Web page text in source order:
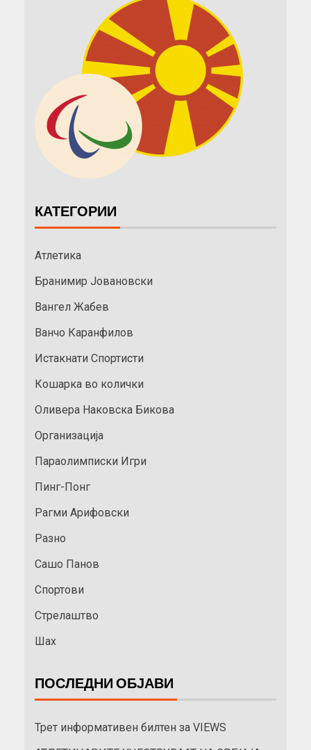
КАТЕГОРИИ
Атлетика
Бранимир Јовановски
Вангел Жабев
Ванчо Каранфилов
Истакнати Спортисти
Кошарка во колички
Оливера Наковска Бикова
Организација
Параолимписки Игри
Пинг-Понг
Рагми Арифовски
Разно
Сашо Панов
Спортови
Стрелаштво
Шах
ПОСЛЕДНИ ОБЈАВИ
Трет информативен билтен за VIEWS